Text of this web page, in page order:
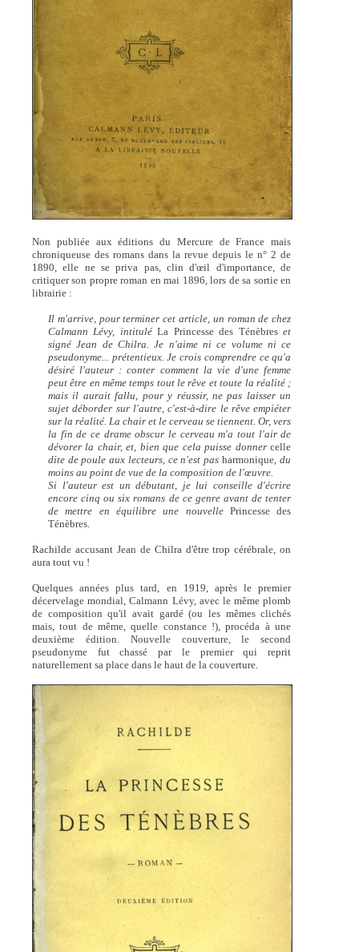
Non publiée aux éditions du Mercure de France mais
chroniqueuse des romans dans la revue depuis le n° 2 de
1890, elle ne se priva pas, clin d'œil d'importance, de
critiquer son propre roman en mai 1896, lors de sa sortie en
librairie :
Il m'arrive, pour terminer cet article, un roman de chez
Calmann Lévy, intituléLa Princesse des Ténèbreset
signé Jean de Chilra. Je n'aime ni ce volume ni ce
pseudonyme... prétentieux. Je crois comprendre ce qu'a
désiré l'auteur : conter comment la vie d'une femme
peut être en même temps tout le rêve et toute la réalité ;
mais il aurait fallu, pour y réussir, ne pas laisser un
sujet déborder sur l'autre, c'est-à-dire le rêve empiéter
sur la réalité. La chair et le cerveau se tiennent. Or, vers
la fin de ce drame obscur le cerveau m'a tout l'air de
dévorer la chair, et, bien que cela puisse donnercelle
dite de poule aux lecteurs, ce n'est pas harmonique,du
moins au point de vue de la composition de l'œuvre.
Si l'auteur est un débutant, je lui conseille d'écrire
encore cinq ou six romans de ce genre avant de tenter
de mettre en équilibre une nouvelle Princesse des
Ténèbres.
Rachilde accusant Jean de Chilra d'être trop cérébrale, on
aura tout vu !
Quelques années plus tard, en 1919, après le premier
décervelage mondial, Calmann Lévy, avec le même plomb
de composition qu'il avait gardé (ou les mêmes clichés
mais, tout de même, quelle constance !), procéda à une
deuxième édition. Nouvelle couverture, le second
pseudonyme fut chassé par le premier qui reprit
naturellement sa place dans le haut de la couverture.